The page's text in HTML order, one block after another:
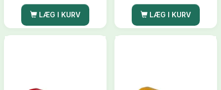
LÆG I KURV LÆG I KURV